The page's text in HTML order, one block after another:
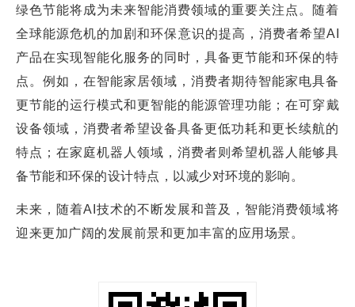
绿色节能将成为未来智能消费领域的重要关注点。随着
全球能源危机的加剧和环保意识的提高，消费者希望AI
产品在实现智能化服务的同时，具备更节能和环保的特
点。例如，在智能家居领域，消费者期待智能家电具备
更节能的运行模式和更智能的能源管理功能；在可穿戴
设备领域，消费者希望设备具备更低功耗和更长续航的
特点；在家庭机器人领域，消费者则希望机器人能够具
备节能和环保的设计特点，以减少对环境的影响。
未来，随着AI技术的不断发展和普及，智能消费领域将
迎来更加广阔的发展前景和更加丰富的应用场景。